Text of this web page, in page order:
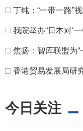
□ 丁纯：“一带一路”
□ 我院举办“日本对‘
□ 焦扬：智库联盟为
□ 香港贸易发展局研
今日关注